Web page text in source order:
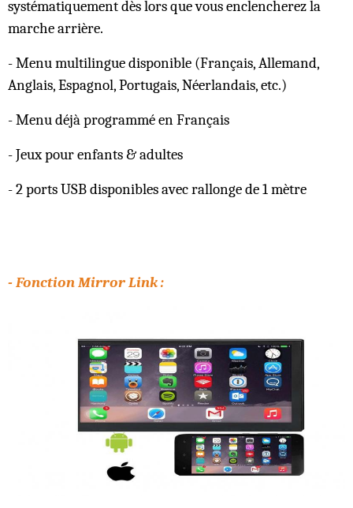
systématiquement dès lors que vous enclencherez la
marche arrière.
- Menu multilingue disponible (Français, Allemand,
Anglais, Espagnol, Portugais, Néerlandais, etc.)
- Menu déjà programmé en Français
- Jeux pour enfants & adultes
- 2 ports USB disponibles avec rallonge de 1 mètre
- Fonction Mirror Link :